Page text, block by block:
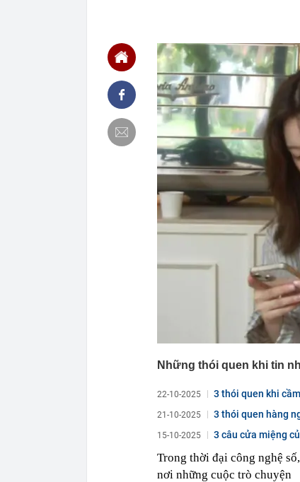
theo
có cái
14:02
Thương
thừa
14:00
Đại
14:00
TPHCM:
công
14:00
Chuyện
13:50
Tiếp viên
Thuê nhà
13:49
Đại diện
Hồng,
13:46
Công
13:43
Một
"Một
biểu
quay trở
Những thói quen khi tin
22-10-2025 3 thói quen khi
21-10-2025 3 thói quen hàng
15-10-2025 3 câu cửa miệng
Trong thời đại công nghệ số,
nơi những cuộc trò chuyện